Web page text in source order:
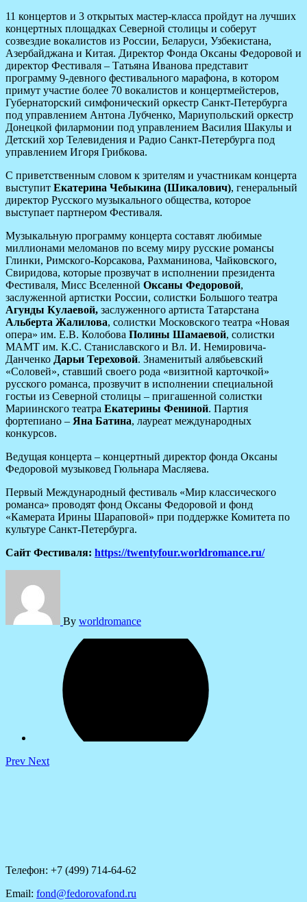
11 концертов и 3 открытых мастер-класса пройдут на лучших
концертных площадках Северной столицы и соберут
созвездие вокалистов из России, Беларуси, Узбекистана,
Азербайджана и Китая. Директор Фонда Оксаны Федоровой и
директор Фестиваля – Татьяна Иванова представит
программу 9-девного фестивального марафона, в котором
примут участие более 70 вокалистов и концертмейстеров,
Губернаторский симфонический оркестр Санкт-Петербурга
под управлением Антона Лубченко, Мариупольский оркестр
Донецкой филармонии под управлением Василия Шакулы и
Детский хор Телевидения и Радио Санкт-Петербурга под
управлением Игоря Грибкова.
С приветственным словом к зрителям и участникам концерта
выступит Екатерина Чебыкина (Шикалович), генеральный
директор Русского музыкального общества, которое
выступает партнером Фестиваля.
Музыкальную программу концерта составят любимые
миллионами меломанов по всему миру русские романсы
Глинки, Римского-Корсакова, Рахманинова, Чайковского,
Свиридова, которые прозвучат в исполнении президента
Фестиваля, Мисс Вселенной Оксаны Федоровой,
заслуженной артистки России, солистки Большого театра
Агунды Кулаевой, заслуженного артиста Татарстана
Альберта Жалилова, солистки Московского театра «Новая
опера» им. Е.В. Колобова Полины Шамаевой, солистки
МАМТ им. К.С. Станиславского и Вл. И. Немировича-
Данченко Дарьи Тереховой. Знаменитый алябьевский
«Соловей», ставший своего рода «визитной карточкой»
русского романса, прозвучит в исполнении специальной
гостьи из Северной столицы – пригашенной солистки
Мариинского театра Екатерины Фениной. Партия
фортепиано – Яна Батина, лауреат международных
конкурсов.
Ведущая концерта – концертный директор фонда Оксаны
Федоровой музыковед Гюльнара Масляева.
Первый Международный фестиваль «Мир классического
романса» проводят фонд Оксаны Федоровой и фонд
«Камерата Ирины Шараповой» при поддержке Комитета по
культуре Санкт-Петербурга.
Сайт Фестиваля: https://twentyfour.worldromance.ru/
By worldromance
Prev Next
Телефон: +7 (499) 714-64-62
Email: fond@fedorovafond.ru